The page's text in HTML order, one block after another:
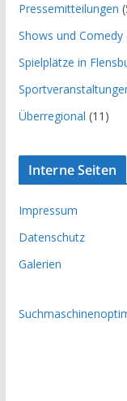
Pressemitteilungen
Shows und Comedy
Spielplätze in
Überregional (11)
Interne Seiten
Impressum
Datenschutz
Galerien